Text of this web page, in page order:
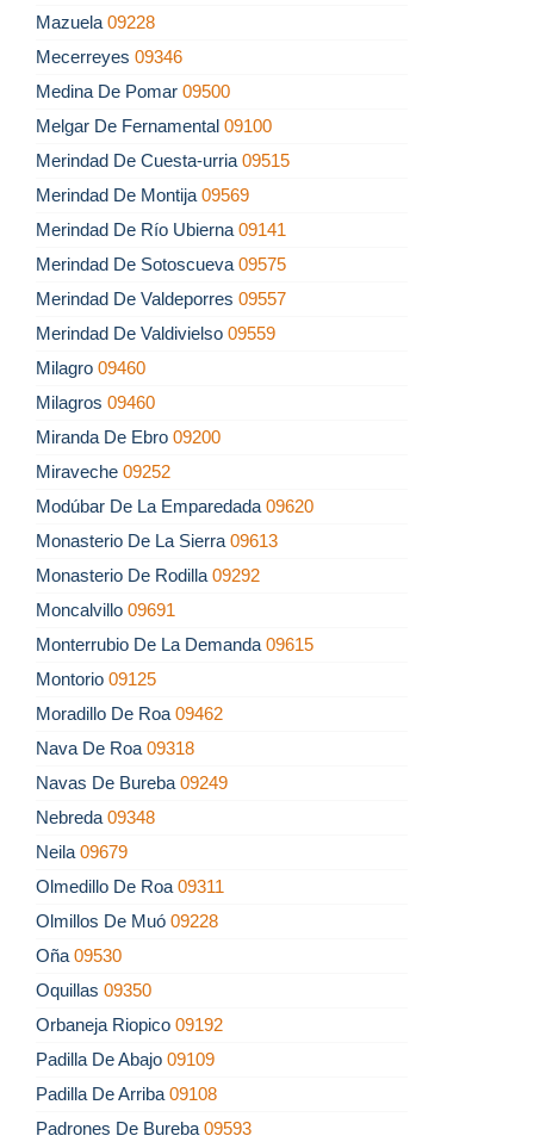
Mazuela 09228
Mecerreyes 09346
Medina De Pomar 09500
Melgar De Fernamental 09100
Merindad De Cuesta-urria 09515
Merindad De Montija 09569
Merindad De Río Ubierna 09141
Merindad De Sotoscueva 09575
Merindad De Valdeporres 09557
Merindad De Valdivielso 09559
Milagro 09460
Milagros 09460
Miranda De Ebro 09200
Miraveche 09252
Modúbar De La Emparedada 09620
Monasterio De La Sierra 09613
Monasterio De Rodilla 09292
Moncalvillo 09691
Monterrubio De La Demanda 09615
Montorio 09125
Moradillo De Roa 09462
Nava De Roa 09318
Navas De Bureba 09249
Nebreda 09348
Neila 09679
Olmedillo De Roa 09311
Olmillos De Muó 09228
Oña 09530
Oquillas 09350
Orbaneja Riopico 09192
Padilla De Abajo 09109
Padilla De Arriba 09108
Padrones De Bureba 09593